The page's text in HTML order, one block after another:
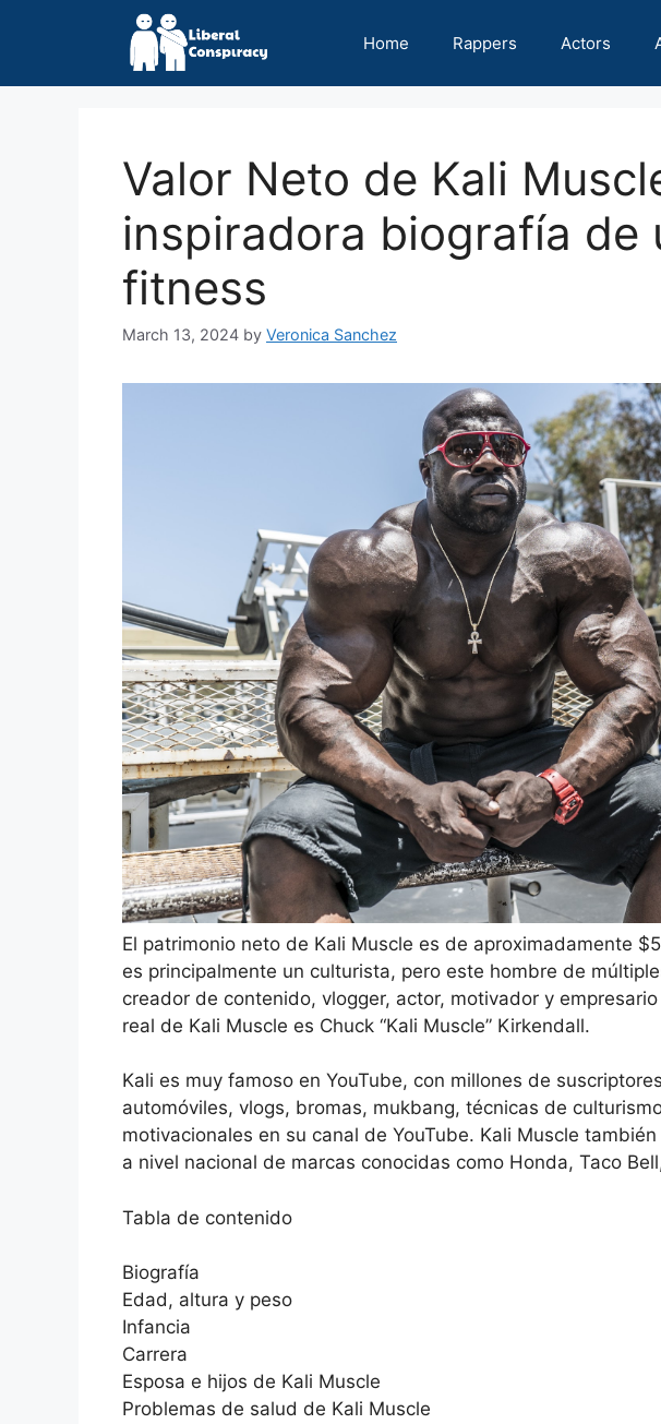
Home Rappers Actors
Valor Neto de Kali
inspiradora biografía de
fitness
March 13, 2024 by Veronica Sanchez
El patrimonio neto de Kali Muscle es de aproximadamente
es principalmente un culturista, pero este hombre de
creador de contenido, vlogger, actor, motivador y
real de Kali Muscle es Chuck “Kali Muscle” Kirkendall.
Kali es muy famoso en YouTube, con millones de
automóviles, vlogs, bromas, mukbang, técnicas de
motivacionales en su canal de YouTube. Kali Muscle
a nivel nacional de marcas conocidas como Honda, Taco
Tabla de contenido
Biografía
Edad, altura y peso
Infancia
Carrera
Esposa e hijos de Kali Muscle
Problemas de salud de Kali Muscle